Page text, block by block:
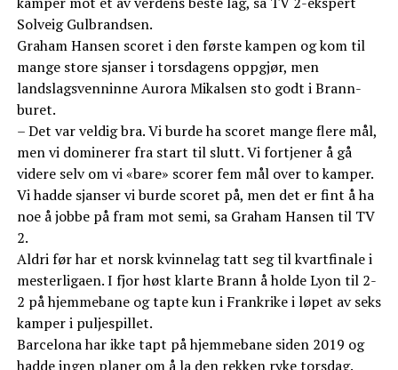
Solveig Gulbrandsen.
Graham Hansen scoret i den første kampen og kom til
mange store sjanser i torsdagens oppgjør, men
landslagsvenninne Aurora Mikalsen sto godt i Brann-
buret.
– Det var veldig bra. Vi burde ha scoret mange flere mål,
men vi dominerer fra start til slutt. Vi fortjener å gå
videre selv om vi «bare» scorer fem mål over to kamper.
Vi hadde sjanser vi burde scoret på, men det er fint å ha
noe å jobbe på fram mot semi, sa Graham Hansen til TV
2.
Aldri før har et norsk kvinnelag tatt seg til kvartfinale i
mesterligaen. I fjor høst klarte Brann å holde Lyon til 2-
2 på hjemmebane og tapte kun i Frankrike i løpet av seks
kamper i puljespillet.
Barcelona har ikke tapt på hjemmebane siden 2019 og
hadde ingen planer om å la den rekken ryke torsdag.